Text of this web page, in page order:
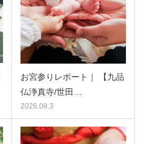
お宮参りレポート｜ 【九品
仏浄真寺/世田…
2026.08.3